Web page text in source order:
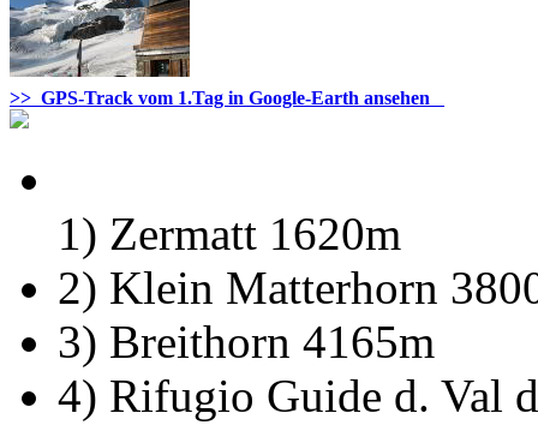
>> GPS-Track vom 1.Tag in Google-Earth ansehen
1) Zermatt 1620m
2) Klein Matterhorn
3) Breithorn 4165m
4) Rifugio Guide d. Val